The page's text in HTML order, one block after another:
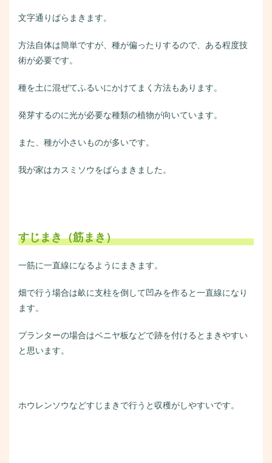
文字通りばらまきます。
方法自体は簡単ですが、種が偏ったりするので、ある程度技
術が必要です。
種を土に混ぜてふるいにかけてまく方法もあります。
発芽するのに光が必要な種類の植物が向いています。
また、種が小さいものが多いです。
我が家はカスミソウをばらまきました。
すじまき（筋まき）
一筋に一直線になるようにまきます。
畑で行う場合は畝に支柱を倒して凹みを作ると一直線になり
ます。
プランターの場合はベニヤ板などで跡を付けるとまきやすい
と思います。
ホウレンソウなどすじまきで行うと収穫がしやすいです。